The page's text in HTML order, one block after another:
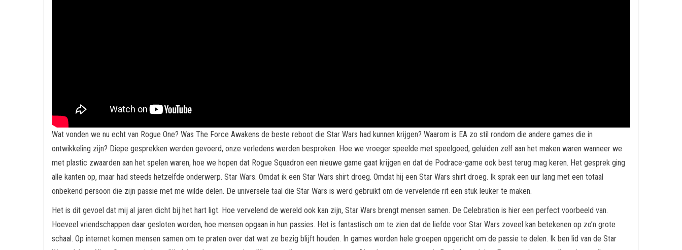
Wat vonden we nu echt van Rogue One? Was The Force Awakens de beste reboot die Star Wars had kunnen krijgen? Waarom is EA zo stil rondom die andere games die in
ontwikkeling zijn? Diepe gesprekken werden gevoerd, onze verledens werden besproken. Hoe we vroeger speelde met speelgoed, geluiden zelf aan het maken waren wanneer we
met plastic zwaarden aan het spelen waren, hoe we hopen dat Rogue Squadron een nieuwe game gaat krijgen en dat de Podrace-game ook best terug mag keren. Het gesprek ging
alle kanten op, maar had steeds hetzelfde onderwerp. Star Wars. Omdat ik een Star Wars shirt droeg. Omdat hij een Star Wars shirt droeg. Ik sprak een uur lang met een totaal
onbekend persoon die zijn passie met me wilde delen. De universele taal die Star Wars is werd gebruikt om de vervelende rit een stuk leuker te maken.
Het is dit gevoel dat mij al jaren dicht bij het hart ligt. Hoe vervelend de wereld ook kan zijn, Star Wars brengt mensen samen. De Celebration is hier een perfect voorbeeld van.
Hoeveel vriendschappen daar gesloten worden, hoe mensen opgaan in hun passies. Het is fantastisch om te zien dat de liefde voor Star Wars zoveel kan betekenen op zo’n grote
schaal. Op internet komen mensen samen om te praten over dat wat ze bezig blijft houden. In games worden hele groepen opgericht om de passie te delen. Ik ben lid van de Star